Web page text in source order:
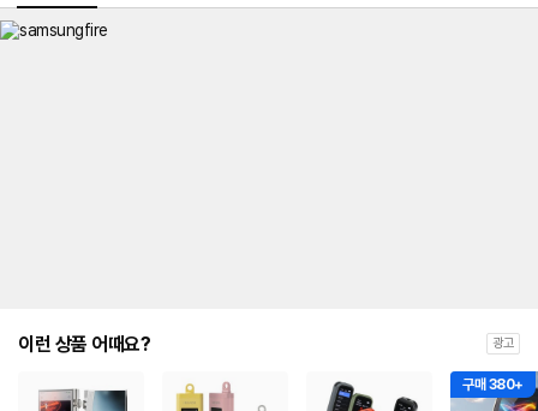
이런 상품 어때요? 광고
구매 380+